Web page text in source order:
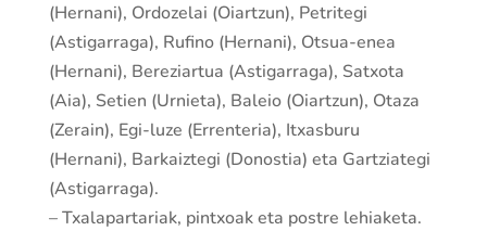
(Hernani), Ordozelai (Oiartzun), Petritegi
(Astigarraga), Rufino (Hernani), Otsua-enea
(Hernani), Bereziartua (Astigarraga), Satxota
(Aia), Setien (Urnieta), Baleio (Oiartzun), Otaza
(Zerain), Egi-luze (Errenteria), Itxasburu
(Hernani), Barkaiztegi (Donostia) eta Gartziategi
(Astigarraga).
– Txalapartariak, pintxoak eta postre lehiaketa.